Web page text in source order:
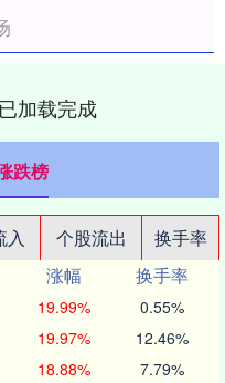
加载完成
跌榜
入 个股流出
换手率
涨幅
换手率
19.99% 0.55%
19.97% 12.46%
18.88% 7.79%